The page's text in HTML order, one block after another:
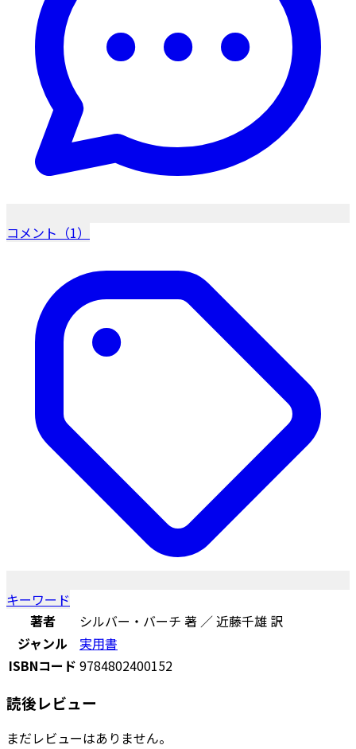
コメント（1）
キーワード
著者
シルバー・バーチ 著 ／ 近藤千雄 訳
ジャンル
実用書
ISBNコード 9784802400152
読後レビュー
まだレビューはありません。